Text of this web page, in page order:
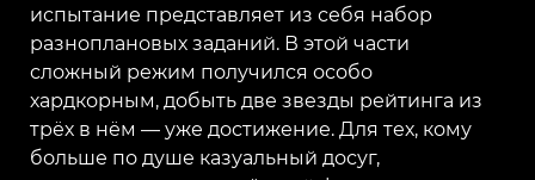
испытание представляет из себя набор
разноплановых заданий. В этой части
сложный режим получился особо
хардкорным, добыть две звезды рейтинга из
трёх в нём — уже достижение. Для тех, кому
больше по душе казуальный досуг,